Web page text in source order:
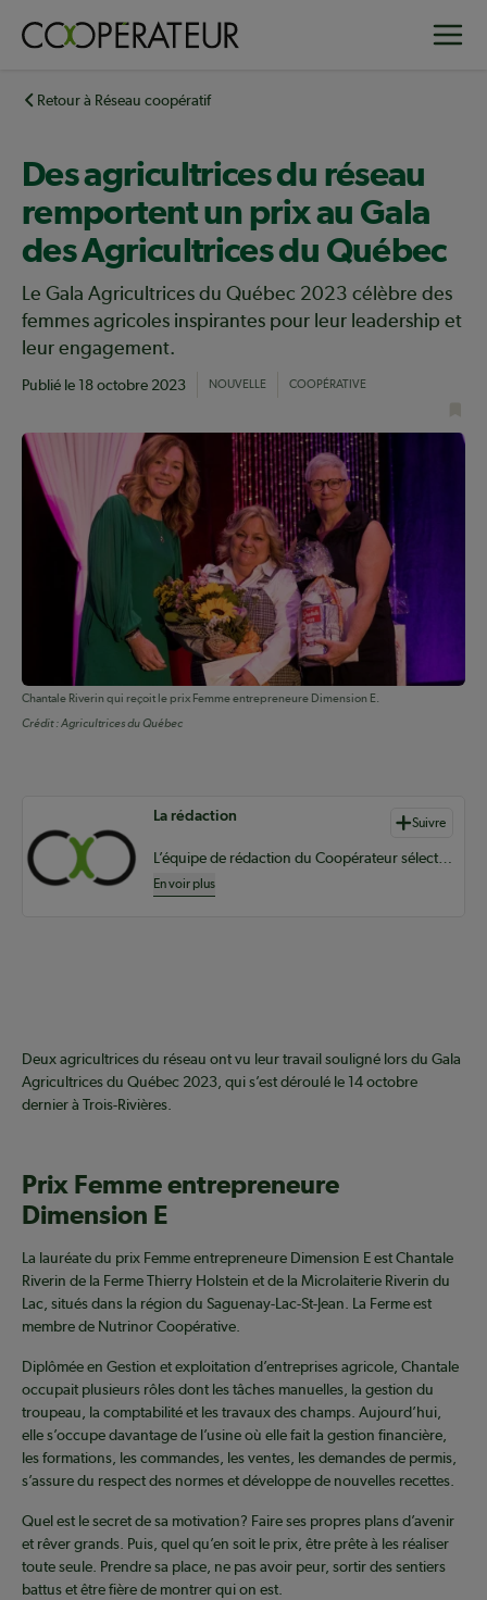
principalRetour à Réseau coopératif
Des agricultrices du réseau
remportent un prix au Gala
des Agricultrices du Québec
Le Gala Agricultrices du Québec 2023 célèbre des
femmes agricoles inspirantes pour leur leadership et
leur engagement.
Publié le 18 octobre 2023 NOUVELLE COOPÉRATIVE
Chantale Riverin qui reçoit le prix Femme entrepreneure Dimension E.
Crédit :Agricultrices du Québec
Auteurs de contenu
La rédaction Suivre
L’équipe de rédaction du Coopérateur sélectionne du contenu pertinent à vos informations coopératives à l’échelle provinciale, nationale et internationale.
En voir plus
Deux agricultrices du réseau ont vu leur travail souligné lors du Gala
Agricultrices du Québec 2023, qui s’est déroulé le 14 octobre
dernier à Trois-Rivières.
Prix Femme entrepreneure
Dimension E
La lauréate du prix Femme entrepreneure Dimension E est Chantale
Riverin de la Ferme Thierry Holstein et de la Microlaiterie Riverin du
Lac, situés dans la région du Saguenay-Lac-St-Jean. La Ferme est
membre de Nutrinor Coopérative.
Diplômée en Gestion et exploitation d’entreprises agricole, Chantale
occupait plusieurs rôles dont les tâches manuelles, la gestion du
troupeau, la comptabilité et les travaux des champs. Aujourd’hui,
elle s’occupe davantage de l’usine où elle fait la gestion financière,
les formations, les commandes, les ventes, les demandes de permis,
s’assure du respect des normes et développe de nouvelles recettes.
Quel est le secret de sa motivation? Faire ses propres plans d’avenir
et rêver grands. Puis, quel qu’en soit le prix, être prête à les réaliser
toute seule. Prendre sa place, ne pas avoir peur, sortir des sentiers
battus et être fière de montrer qui on est.